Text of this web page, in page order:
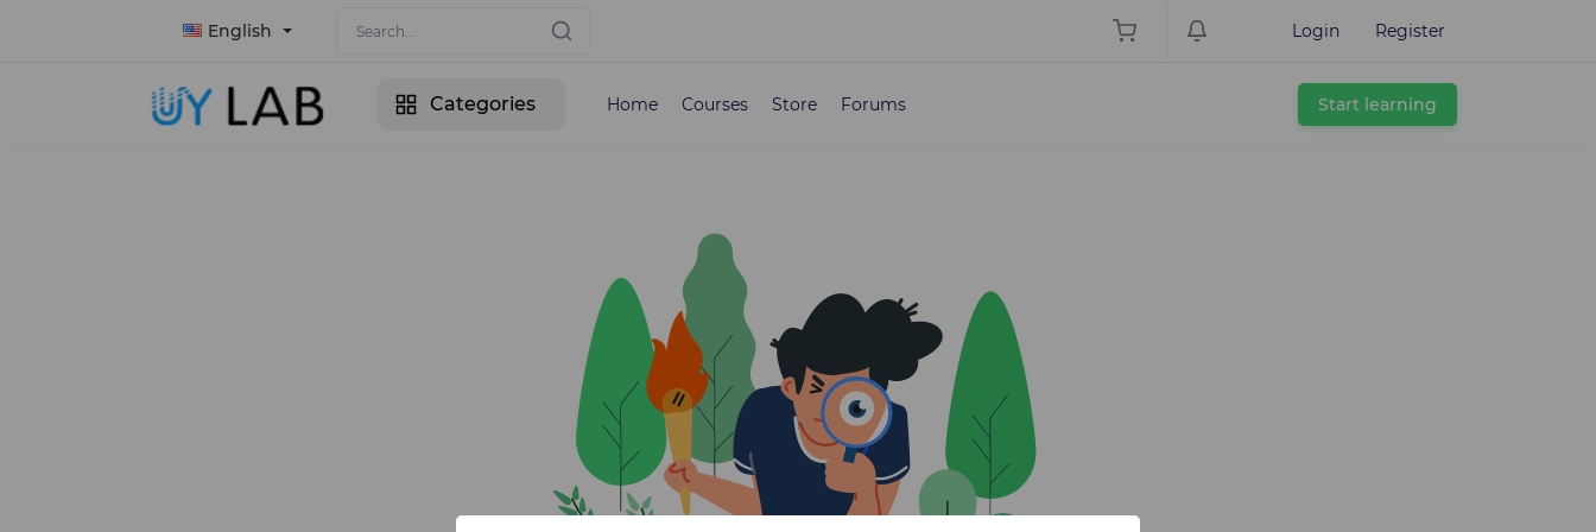
English Login Register
Categories Home Courses Store Forums Start learning